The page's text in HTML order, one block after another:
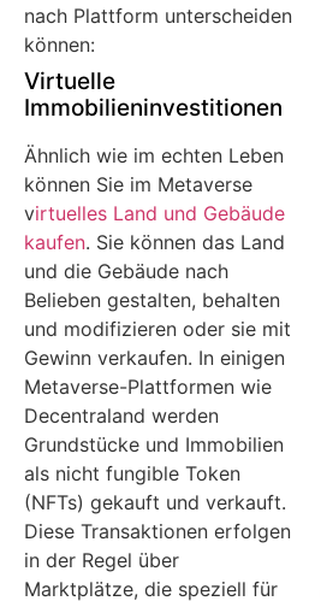
nach Plattform unterscheiden
können:
Virtuelle
Immobilieninvestitionen
Ähnlich wie im echten Leben
können Sie im Metaverse
virtuelles Land und Gebäude
kaufen. Sie können das Land
und die Gebäude nach
Belieben gestalten, behalten
und modifizieren oder sie mit
Gewinn verkaufen. In einigen
Metaverse-Plattformen wie
Decentraland werden
Grundstücke und Immobilien
als nicht fungible Token
(NFTs) gekauft und verkauft.
Diese Transaktionen erfolgen
in der Regel über
Marktplätze, die speziell für